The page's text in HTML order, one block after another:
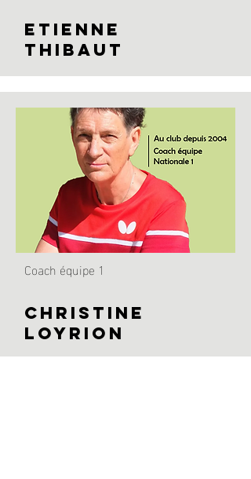
Etienne
THIBAUT
Coach équipe 1
Christine
LOYRION